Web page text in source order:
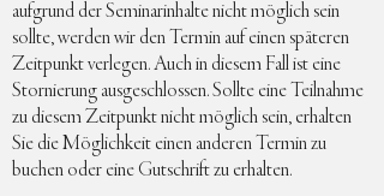
aufgrund der Seminarinhalte nicht möglich sein
sollte, werden wir den Termin auf einen späteren
Zeitpunkt verlegen. Auch in diesem Fall ist eine
Stornierung ausgeschlossen. Sollte eine Teilnahme
zu diesem Zeitpunkt nicht möglich sein, erhalten
Sie die Möglichkeit einen anderen Termin zu
buchen oder eine Gutschrift zu erhalten.